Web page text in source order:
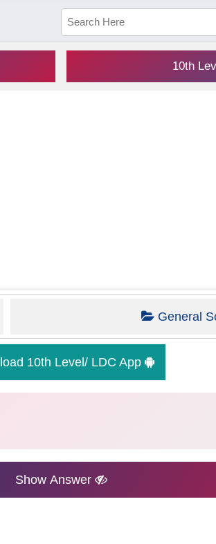
10th
General
10th Level/ LDC App
Show Answer